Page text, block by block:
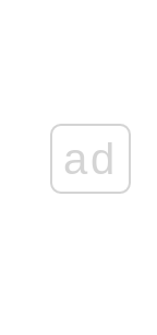
ad